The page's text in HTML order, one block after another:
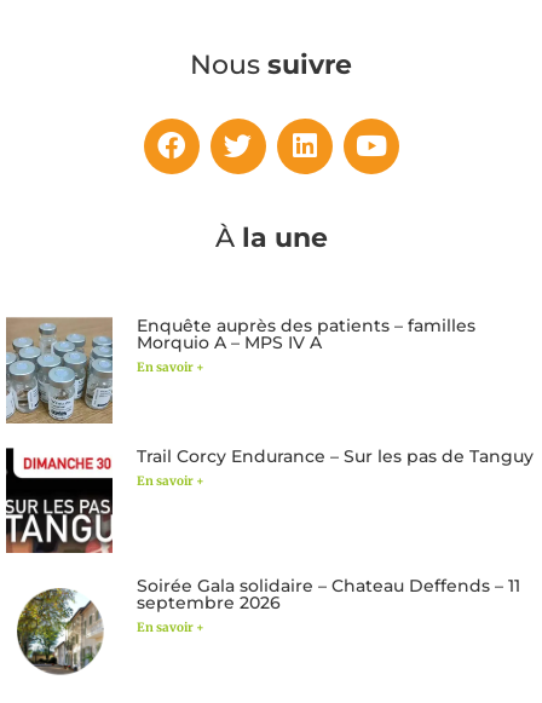
Nous suivre
À la une
Enquête auprès des patients – familles
Morquio A – MPS IV A
En savoir +
Trail Corcy Endurance – Sur les pas de Tanguy
En savoir +
Soirée Gala solidaire – Chateau Deffends – 11
septembre 2026
En savoir +